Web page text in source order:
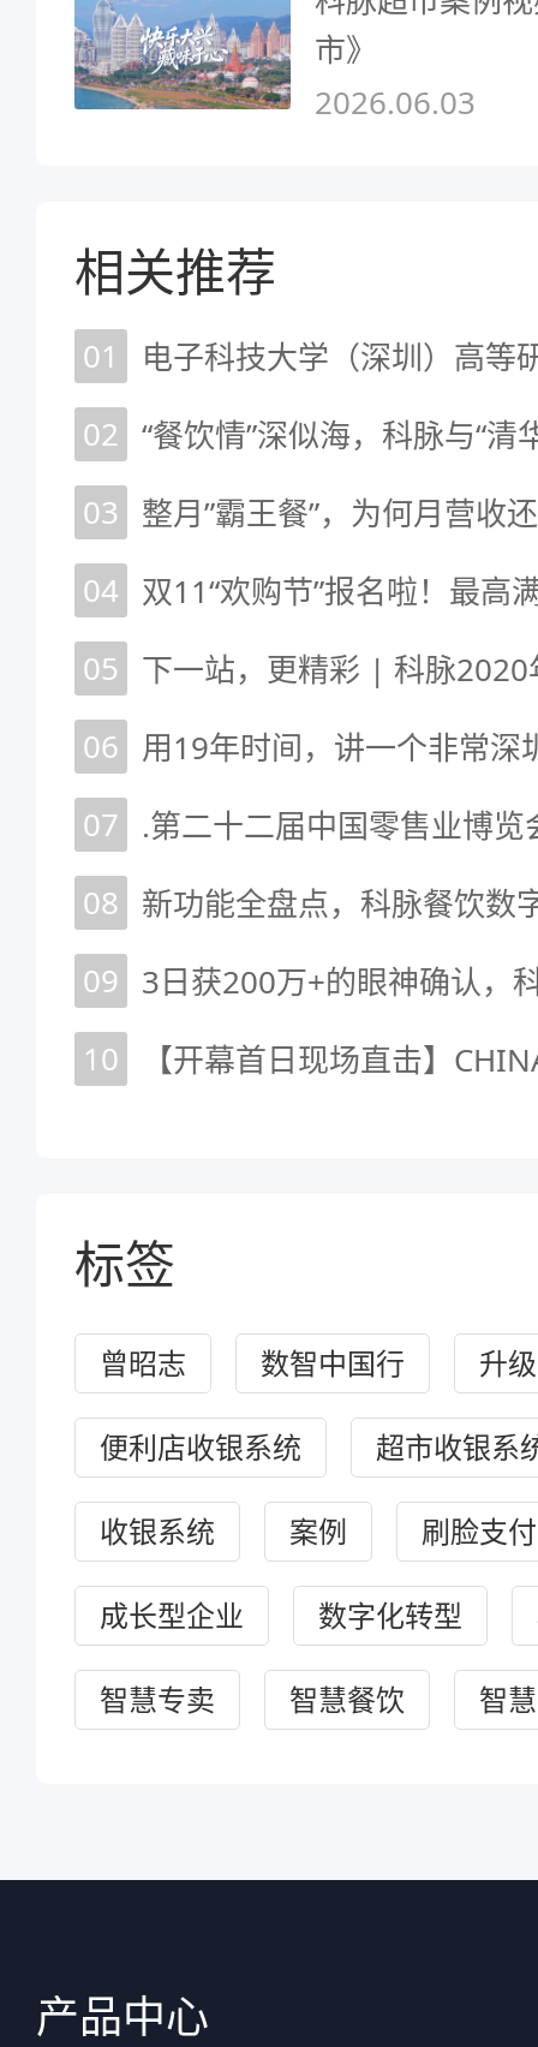
市》
2026.06.03
相关推荐
01
02
03
整月”霸王餐”，为何月营收
04 双11“欢购节”报名啦！最高
05
06 用19年时间，讲一个非常深
07
08
09
10
标签
曾昭志 数智中国行 升
便利店收银系统 超市收银系
收银系统 案例 刷脸支付
成长型企业 数字化转型
智慧专卖 智慧餐饮 智
产品中心